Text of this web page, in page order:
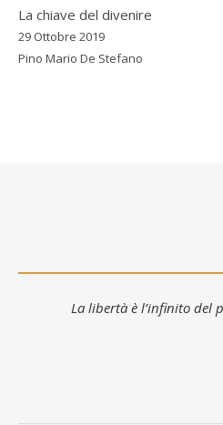
La chiave del divenire
29 Ottobre 2019
Pino Mario De Stefano
La libertà è l’infinito del